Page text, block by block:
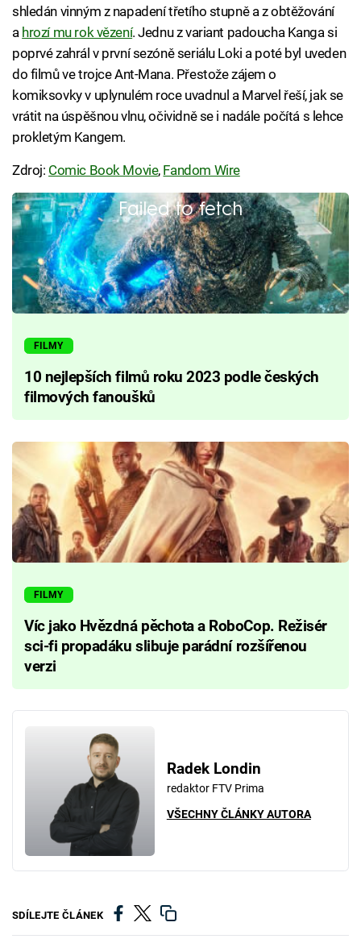
shledán vinným z napadení třetího stupně a z obtěžování
a hrozí mu rok vězení. Jednu z variant padoucha Kanga si
poprvé zahrál v první sezóně seriálu Loki a poté byl uveden
do filmů ve trojce Ant-Mana. Přestože zájem o
komiksovky v uplynulém roce uvadnul a Marvel řeší, jak se
vrátit na úspěšnou vlnu, očividně se i nadále počítá s lehce
prokletým Kangem.
Zdroj: Comic Book Movie, Fandom Wire
Failed to fetch
FILMY
10 nejlepších filmů roku 2023 podle českých
filmových fanoušků
FILMY
Víc jako Hvězdná pěchota a RoboCop. Režisér
sci-fi propadáku slibuje parádní rozšířenou
verzi
Radek Londin
redaktor FTV Prima
VŠECHNY ČLÁNKY AUTORA
SDÍLEJTE ČLÁNEK